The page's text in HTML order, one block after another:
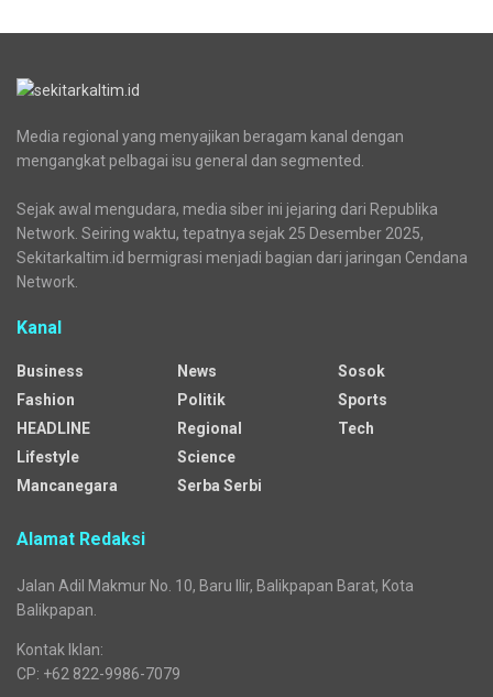
Media regional yang menyajikan beragam kanal dengan
mengangkat pelbagai isu general dan segmented.
Sejak awal mengudara, media siber ini jejaring dari Republika
Network. Seiring waktu, tepatnya sejak 25 Desember 2025,
Sekitarkaltim.id bermigrasi menjadi bagian dari jaringan Cendana
Network.
Kanal
Business
Fashion
HEADLINE
Lifestyle
Mancanegara
News
Politik
Regional
Science
Serba Serbi
Sosok
Sports
Tech
Alamat Redaksi
Jalan Adil Makmur No. 10, Baru Ilir, Balikpapan Barat, Kota
Balikpapan.
Kontak Iklan:
CP: +62 822-9986-7079